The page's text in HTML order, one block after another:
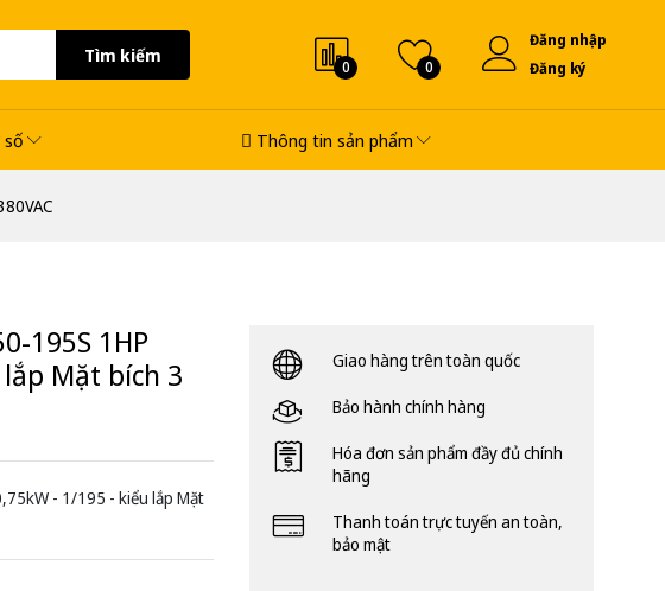
Tìm kiếm
0 0
Đăng nhập
Đăng ký
Thông tin sản phẩm
195S 1HP
Mặt bích 3
- 1/195 - kiểu lắp Mặt
Giao hàng trên toàn quốc
Bảo hành chính hàng
Hóa đơn sản phẩm đầy đủ chính
hãng
Thanh toán trực tuyến an toàn,
bảo mật